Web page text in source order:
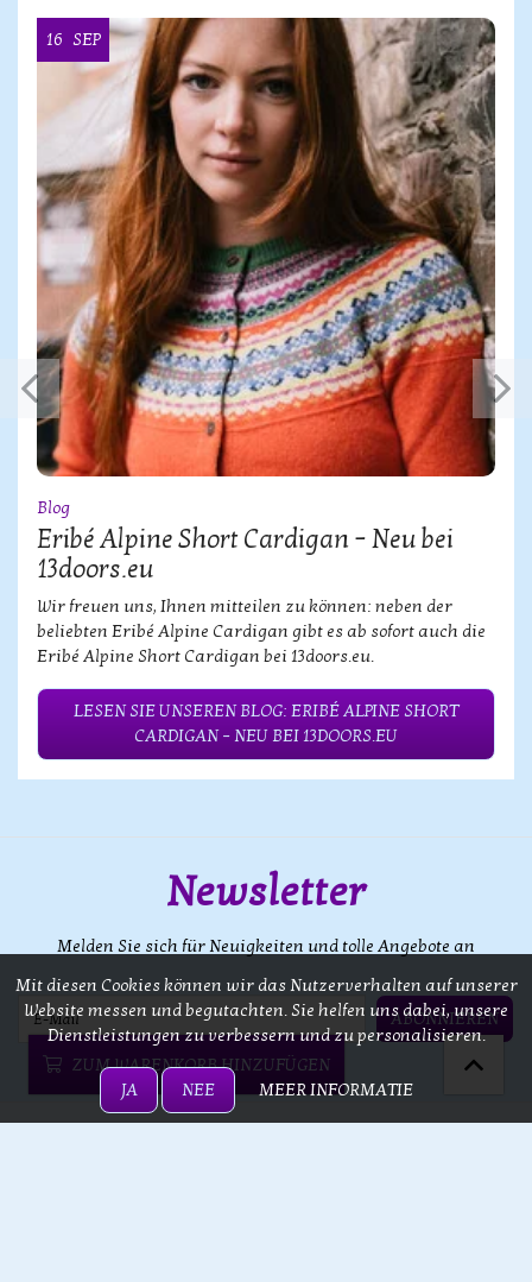
ZUM WARENKORB HINZUFÜGEN
16 SEP
Blog
Eribé Alpine Short Cardigan – Neu bei
13doors.eu
Wir freuen uns, Ihnen mitteilen zu können: neben der
beliebten Eribé Alpine Cardigan gibt es ab sofort auch die
Eribé Alpine Short Cardigan bei 13doors.eu.
LESEN SIE UNSEREN BLOG: ERIBÉ ALPINE SHORT
CARDIGAN – NEU BEI 13DOORS.EU
Newsletter
Melden Sie sich für Neuigkeiten und tolle Angebote an
E-Mail
ABONNIEREN
Datenschutzerklärung
Mit diesen Cookies können wir das Nutzerverhalten auf unserer
Website messen und begutachten. Sie helfen uns dabei, unsere
Dienstleistungen zu verbessern und zu personalisieren.
JA NEE MEER INFORMATIE